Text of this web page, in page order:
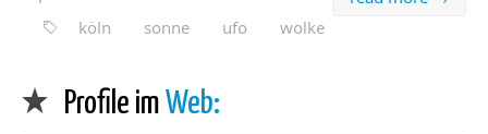
köln
sonne ufo wolke
Profile im Web: